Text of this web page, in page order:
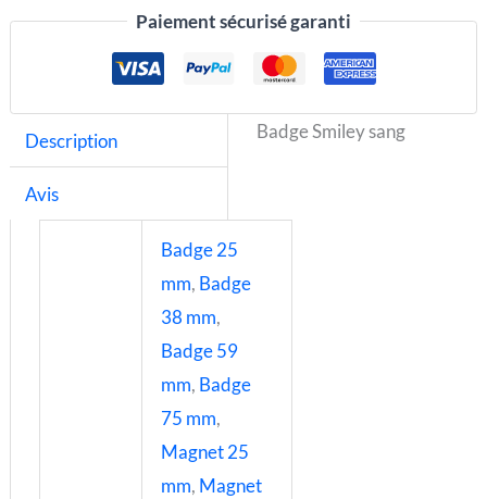
Paiement sécurisé garanti
Description
Avis
Badge Smiley sang
Badge 25
mm, Badge
38 mm,
Badge 59
mm, Badge
75 mm,
Magnet 25
mm, Magnet